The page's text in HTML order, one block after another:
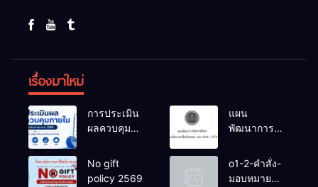
เรื่องมาใหม่
การประเมิน
ผลควบคุม
สถานศึกษา
งปม.2568
แผน
พัฒนาการ
ศึกษาวิทยาลัย
No gift
policy 2569
o1-2-คำสั่ง-
มอบหมาย